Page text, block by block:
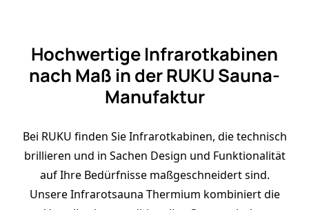
Hochwertige Infrarotkabinen
nach Maß in der RUKU Sauna-
Manufaktur
Bei RUKU finden Sie Infrarotkabinen, die technisch
brillieren und in Sachen Design und Funktionalität
auf Ihre Bedürfnisse maßgeschneidert sind.
UnsereInfrarotsauna Thermium kombiniert die